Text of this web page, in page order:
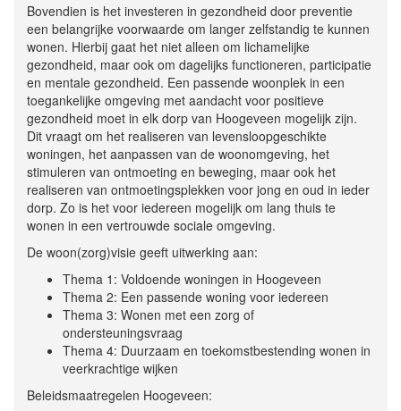
Bovendien is het investeren in gezondheid door preventie
een belangrijke voorwaarde om langer zelfstandig te kunnen
wonen. Hierbij gaat het niet alleen om lichamelijke
gezondheid, maar ook om dagelijks functioneren, participatie
en mentale gezondheid. Een passende woonplek in een
toegankelijke omgeving met aandacht voor positieve
gezondheid moet in elk dorp van Hoogeveen mogelijk zijn.
Dit vraagt om het realiseren van levensloopgeschikte
woningen, het aanpassen van de woonomgeving, het
stimuleren van ontmoeting en beweging, maar ook het
realiseren van ontmoetingsplekken voor jong en oud in ieder
dorp. Zo is het voor iedereen mogelijk om lang thuis te
wonen in een vertrouwde sociale omgeving.
De woon(zorg)visie geeft uitwerking aan:
Thema 1: Voldoende woningen in Hoogeveen
Thema 2: Een passende woning voor iedereen
Thema 3: Wonen met een zorg of
ondersteuningsvraag
Thema 4: Duurzaam en toekomstbestending wonen in
veerkrachtige wijken
Beleidsmaatregelen Hoogeveen: